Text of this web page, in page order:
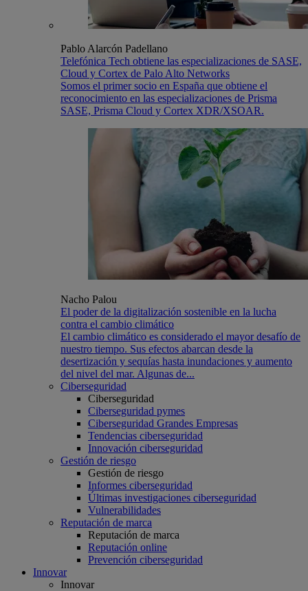
Pablo Alarcón Padellano
Telefónica Tech obtiene las especializaciones de SASE,
Cloud y Cortex de Palo Alto Networks
Somos el primer socio en España que obtiene el
reconocimiento en las especializaciones de Prisma
SASE, Prisma Cloud y Cortex XDR/XSOAR.
Nacho Palou
El poder de la digitalización sostenible en la lucha
contra el cambio climático
El cambio climático es considerado el mayor desafío de
nuestro tiempo. Sus efectos abarcan desde la
desertización y sequías hasta inundaciones y aumento
del nivel del mar. Algunas de...
Ciberseguridad
Ciberseguridad
Ciberseguridad pymes
Ciberseguridad Grandes Empresas
Tendencias ciberseguridad
Innovación ciberseguridad
Gestión de riesgo
Gestión de riesgo
Informes ciberseguridad
Últimas investigaciones ciberseguridad
Vulnerabilidades
Reputación de marca
Reputación de marca
Reputación online
Prevención ciberseguridad
Innovar
Innovar